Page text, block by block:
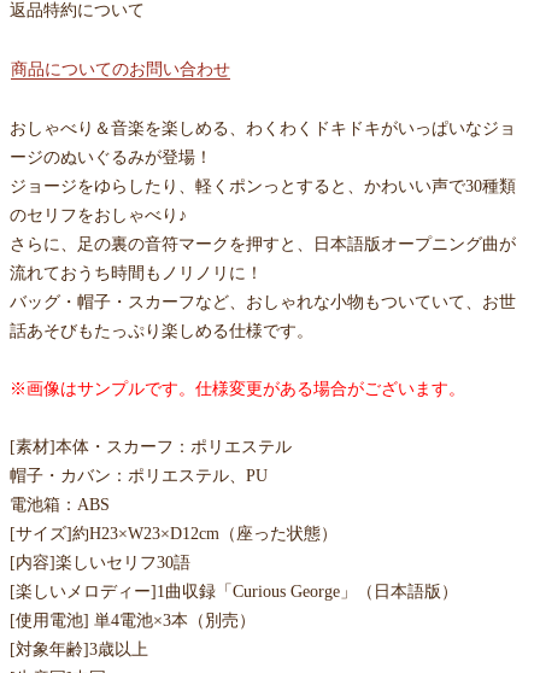
返品特約について
商品についてのお問い合わせ
おしゃべり＆音楽を楽しめる、わくわくドキドキがいっぱいなジョ
ージのぬいぐるみが登場！
ジョージをゆらしたり、軽くポンっとすると、かわいい声で30種類
のセリフをおしゃべり♪
さらに、足の裏の音符マークを押すと、日本語版オープニング曲が
流れておうち時間もノリノリに！
バッグ・帽子・スカーフなど、おしゃれな小物もついていて、お世
話あそびもたっぷり楽しめる仕様です。
※画像はサンプルです。仕様変更がある場合がございます。
[素材]本体・スカーフ：ポリエステル
帽子・カバン：ポリエステル、PU
電池箱：ABS
[サイズ]約H23×W23×D12cm（座った状態）
[内容]楽しいセリフ30語
[楽しいメロディー]1曲収録「Curious George」（日本語版）
[使用電池] 単4電池×3本（別売）
[対象年齢]3歳以上